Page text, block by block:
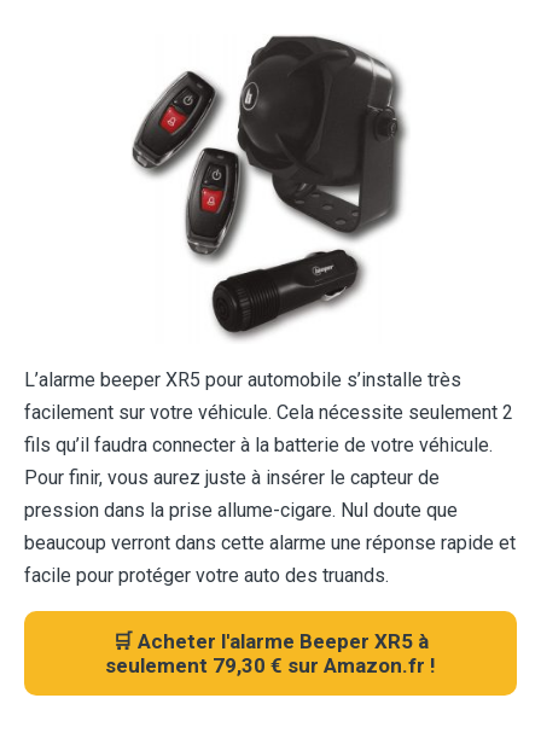
L’alarme beeper XR5 pour automobile s’installe très
facilement sur votre véhicule. Cela nécessite seulement 2
fils qu’il faudra connecter à la batterie de votre véhicule.
Pour finir, vous aurez juste à insérer le capteur de
pression dans la prise allume-cigare. Nul doute que
beaucoup verront dans cette alarme une réponse rapide et
facile pour protéger votre auto des truands.
🛒 Acheter l'alarme Beeper XR5 à
seulement 79,30 € sur Amazon.fr !